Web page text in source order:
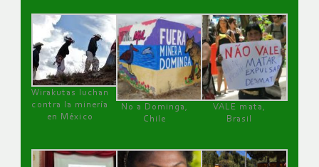
Wirakutas luchan
contra la minería
en México
No a Dominga,
Chile
VALE mata,
Brasil